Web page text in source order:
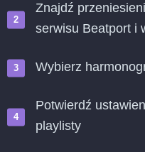
Znajdź
serwisu Beatport i
Wybierz
Potwierdź
playlisty